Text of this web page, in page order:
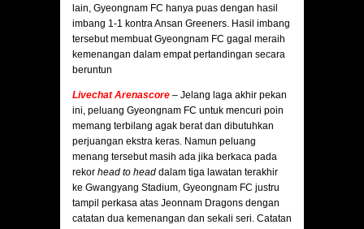
lain, Gyeongnam FC hanya puas dengan hasil
imbang 1-1 kontra Ansan Greeners. Hasil imbang
tersebut membuat Gyeongnam FC gagal meraih
kemenangan dalam empat pertandingan secara
beruntun
Livechat Arenascore – Jelang laga akhir pekan
ini, peluang Gyeongnam FC untuk mencuri poin
memang terbilang agak berat dan dibutuhkan
perjuangan ekstra keras. Namun peluang
menang tersebut masih ada jika berkaca pada
rekor head to head dalam tiga lawatan terakhir
ke Gwangyang Stadium, Gyeongnam FC justru
tampil perkasa atas Jeonnam Dragons dengan
catatan dua kemenangan dan sekali seri. Catatan